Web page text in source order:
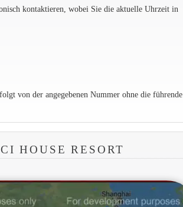
kontaktieren, wobei Sie die aktuelle Uhrzeit in
von der angegebenen Nummer ohne die führende
HOUSE RESORT